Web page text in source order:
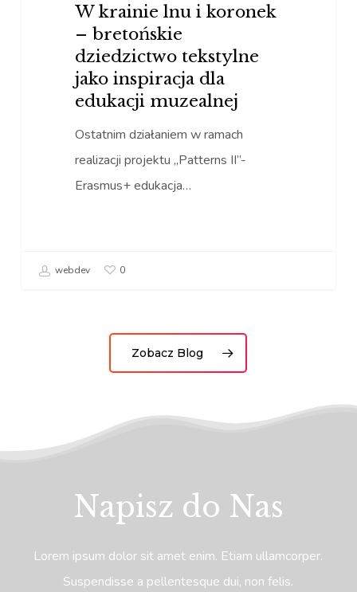
muzealnej
W krainie lnu i koronek
– bretońskie
dziedzictwo tekstylne
jako inspiracja dla
edukacji muzealnej
Ostatnim działaniem w ramach
realizacji projektu „Patterns II”-
Erasmus+ edukacja…
webdev 0
Zobacz Blog
Napisz do Nas
Lorem ipsum dolor sit amet enim. Etiam ullamcorper.
Suspendisse a pellentesque dui, non felis.